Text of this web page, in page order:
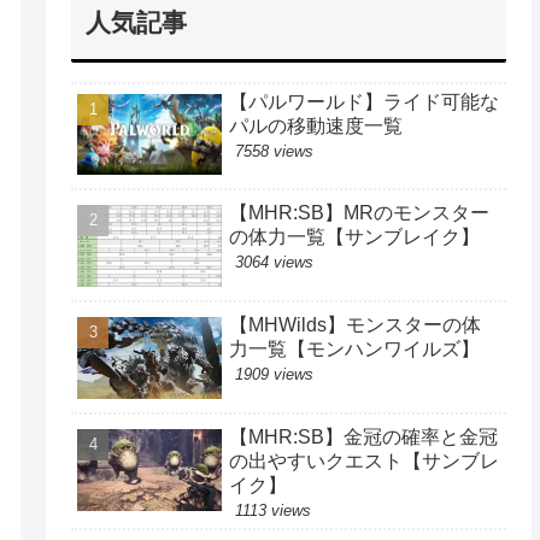
人気記事
【パルワールド】ライド可能な
パルの移動速度一覧
7558 views
【MHR:SB】MRのモンスター
の体力一覧【サンブレイク】
3064 views
【MHWilds】モンスターの体
力一覧【モンハンワイルズ】
1909 views
【MHR:SB】金冠の確率と金冠
の出やすいクエスト【サンブレ
イク】
1113 views